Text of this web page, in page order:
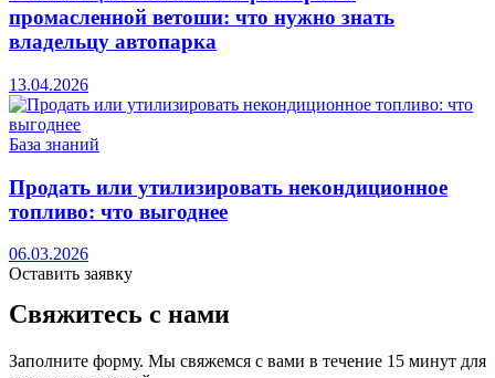
промасленной ветоши: что нужно знать
владельцу автопарка
13.04.2026
База знаний
Продать или утилизировать некондиционное
топливо: что выгоднее
06.03.2026
Оставить заявку
Свяжитесь с нами
Заполните форму. Мы свяжемся с вами в течение 15 минут для